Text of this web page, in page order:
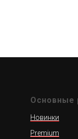
Основные
Новинки
Premium